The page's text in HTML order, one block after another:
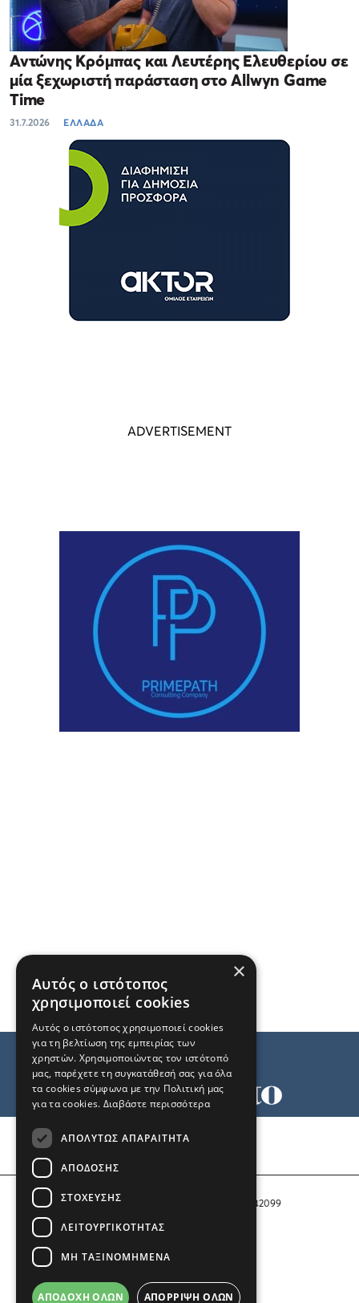
Αντώνης Κρόμπας και Λευτέρης Ελευθερίου σε
μία ξεχωριστή παράσταση στο Allwyn Game
Time
31.7.2026 ΕΛΛΑΔΑ
Αριθμός Πιστοποίησης Μ.Η.Τ. 242099
COPYRIGHT © 2026 Το Μανιφέστο
×
Αυτός ο ιστότοπος
χρησιμοποιεί cookies
Αυτός ο ιστότοπος χρησιμοποιεί cookies
για τη βελτίωση της εμπειρίας των
χρηστών. Χρησιμοποιώντας τον ιστότοπό
μας, παρέχετε τη συγκατάθεσή σας για όλα
τα cookies σύμφωνα με την Πολιτική μας
για τα cookies. Διαβάστε περισσότερα
ΑΠΟΛΎΤΩΣ ΑΠΑΡΑΊΤΗΤΑ
ΑΠΌΔΟΣΗΣ
ΣΤΌΧΕΥΣΗΣ
ΛΕΙΤΟΥΡΓΙΚΌΤΗΤΑΣ
ΜΗ ΤΑΞΙΝΟΜΗΜΈΝΑ
ΑΠΟΔΟΧΉ ΌΛΩΝ ΑΠΌΡΡΙΨΗ ΌΛΩΝ